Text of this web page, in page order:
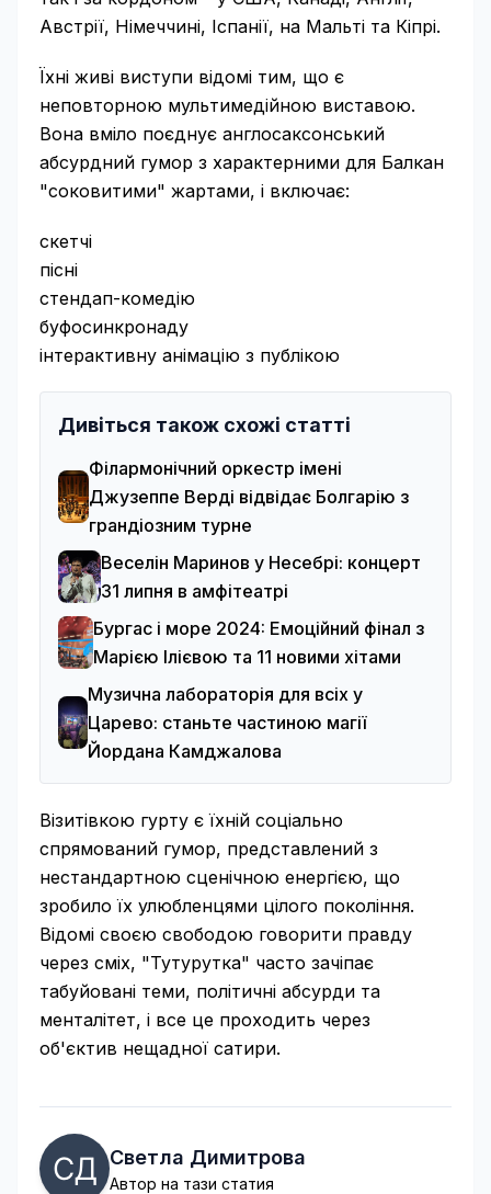
Австрії, Німеччині, Іспанії, на Мальті та Кіпрі.
Їхні живі виступи відомі тим, що є
неповторною мультимедійною виставою.
Вона вміло поєднує англосаксонський
абсурдний гумор з характерними для Балкан
"соковитими" жартами, і включає:
скетчі
пісні
стендап-комедію
буфосинкронаду
інтерактивну анімацію з публікою
Дивіться також схожі статті
Філармонічний оркестр імені
Джузеппе Верді відвідає Болгарію з
грандіозним турне
Веселін Маринов у Несебрі: концерт
31 липня в амфітеатрі
Бургас і море 2024: Емоційний фінал з
Марією Ілієвою та 11 новими хітами
Музична лабораторія для всіх у
Царево: станьте частиною магії
Йордана Камджалова
Візитівкою гурту є їхній соціально
спрямований гумор, представлений з
нестандартною сценічною енергією, що
зробило їх улюбленцями цілого покоління.
Відомі своєю свободою говорити правду
через сміх, "Тутурутка" часто зачіпає
табуйовані теми, політичні абсурди та
менталітет, і все це проходить через
об'єктив нещадної сатири.
Светла Димитрова
Автор на тази статия